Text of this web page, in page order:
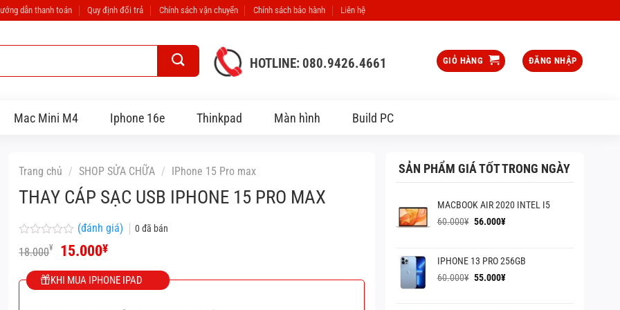
dẫn thanh toán Quy định đổi trả Chính sách vận chuyển Chính sách bảo hành Liên hệ
HOTLINE: 080.9426.4661 GIỎ HÀNG ĐĂNG NHẬP
Mac Mini M4 Iphone 16e Thinkpad Màn hình Build PC
Trang chủ / SHOP SỬA CHỮA / IPhone 15 Pro max
THAY CÁP SẠC USB IPHONE 15 PRO MAX
Được
xếp
0
(đánh giá) 0đã bán
18.000¥
Giá
gốc
là:
18.000¥.
15.000¥Giá
tại
là:
KHI MUA IPHONE IPAD
SẢN PHẨM GIÁ TỐT TRONG NGÀY
MACBOOK AIR 2020 INTEL I5
60.000¥ Giá
60.000¥.
56.000¥Giá
là:
56.000¥.
IPHONE 13 PRO 256GB
60.000¥ Giá
55.000¥Giá